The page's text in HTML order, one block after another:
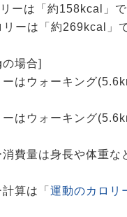
ーは「約158kcal」
ーは「約269kcal」
場合]
ーはウォーキング
ーはウォーキング
費量は身長や体重な
算は「運動のカロリ